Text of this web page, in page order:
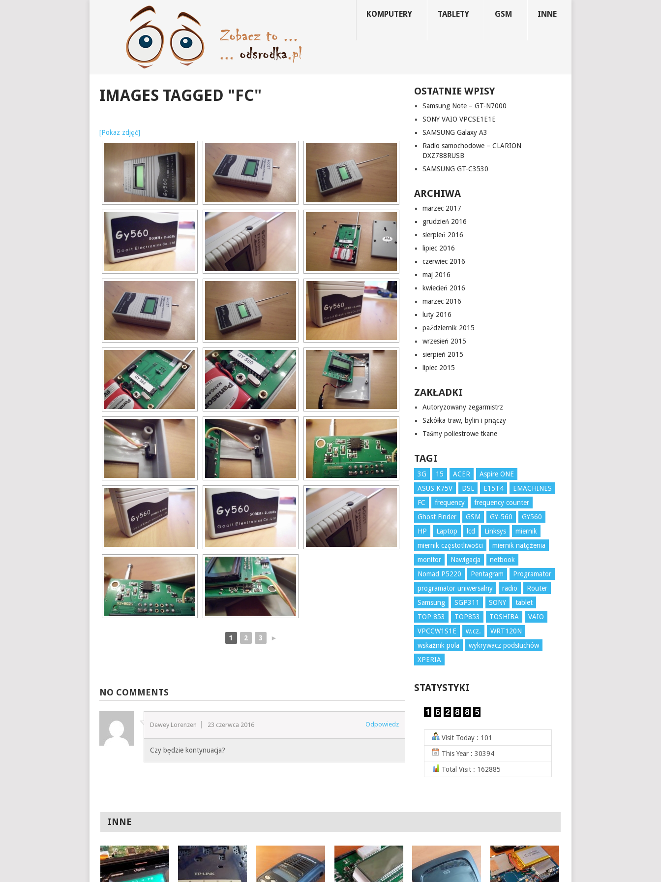
KOMPUTERY TABLETY GSM INNE
IMAGES TAGGED "FC"
[Pokaz zdjęć]
1 2 3 ►
NO COMMENTS
Dewey Lorenzen 23 czerwca 2016 Odpowiedz
Czy będzie kontynuacja?
OSTATNIE WPISY
Samsung Note – GT-N7000
SONY VAIO VPCSE1E1E
SAMSUNG Galaxy A3
Radio samochodowe – CLARION
DXZ788RUSB
SAMSUNG GT-C3530
ARCHIWA
marzec 2017
grudzień 2016
sierpień 2016
lipiec 2016
czerwiec 2016
maj 2016
kwiecień 2016
marzec 2016
luty 2016
październik 2015
wrzesień 2015
sierpień 2015
lipiec 2015
ZAKŁADKI
Autoryzowany zegarmistrz
Szkółka traw, bylin i pnączy
Taśmy poliestrowe tkane
TAGI
3G 15 ACER
Aspire ONE
ASUS K75V
DSL E15T4
EMACHINES
FC
frequency
frequency counter
Ghost Finder
GSM GY-560
GY560
HP
Laptop lcd Linksys
miernik
miernik częstotliwości
miernik natężenia
monitor
Nawigacja
netbook
Nomad P5220
Pentagram
Programator
programator uniwersalny
radio
Router
Samsung
SGP311 SONY
tablet
TOP 853
TOP853 TOSHIBA
VAIO
VPCCW1S1E
w.cz.
WRT120N
wskaźnik pola
wykrywacz podsłuchów
XPERIA
STATYSTYKI
Visit Today : 101
This Year : 30394
Total Visit : 162885
INNE